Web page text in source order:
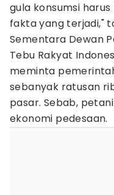
gula konsumsi
fakta yang terjadi,"
Sementara Dewan
Tebu Rakyat
meminta
sebanyak ratusan
pasar. Sebab,
ekonomi pedesaan.